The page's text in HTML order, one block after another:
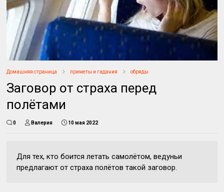
Домашняя страница приметы и гадания обряды
Заговор от страха перед
полётами
0 Валерия 10 мая 2022
Для тех, кто боится летать самолётом, ведуньи
предлагают от страха полётов такой заговор.